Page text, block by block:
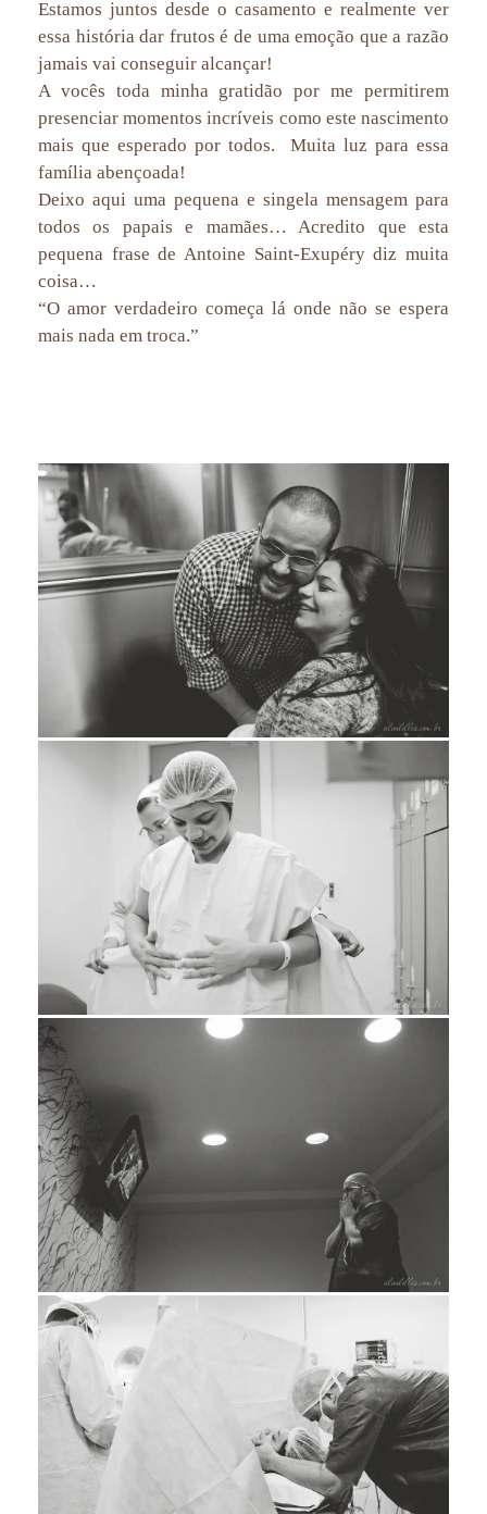
Estamos juntos desde o casamento e realmente ver
essa história dar frutos é de uma emoção que a razão
jamais vai conseguir alcançar!
A vocês toda minha gratidão por me permitirem
presenciar momentos incríveis como este nascimento
mais que esperado por todos. Muita luz para essa
família abençoada!
Deixo aqui uma pequena e singela mensagem para
todos os papais e mamães… Acredito que esta
pequena frase de Antoine Saint-Exupéry diz muita
coisa…
“O amor verdadeiro começa lá onde não se espera
mais nada em troca.”